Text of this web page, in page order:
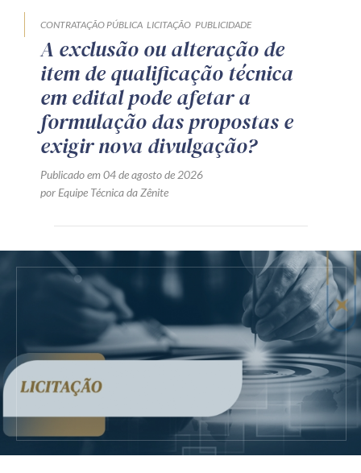
CONTRATAÇÃO PÚBLICA LICITAÇÃO PUBLICIDADE
A exclusão ou alteração de
item de qualificação técnica
em edital pode afetar a
formulação das propostas e
exigir nova divulgação?
Publicado em 04 de agosto de 2026
por Equipe Técnica da Zênite